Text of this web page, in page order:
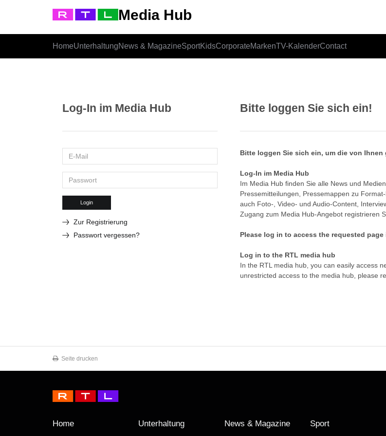
Media Hub
HomeUnterhaltungNews & MagazineSportKidsCorporateMarkenTV-KalenderContact
Bitte loggen Sie sich ein!
Bitte loggen Sie sich ein, um die von
Log-In im Media Hub
Im Media Hub finden Sie alle News und
Pressemitteilungen, Pressemappen zu
auch Foto-, Video- und Audio-Content,
Zugang zum Media Hub-Angebot registrieren
Please log in to access the requested
Log in to the RTL media hub
In the RTL media hub, you can easily access
unrestricted access to the media hub, please
Log-In im Media Hub
Login
Zur Registrierung
Passwort vergessen?
Seite drucken
Home Unterhaltung News & Magazine Sport